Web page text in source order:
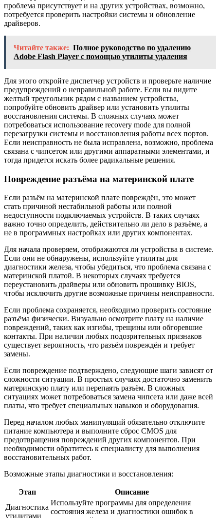
проблема присутствует и на других устройствах, возможно,
потребуется проверить настройки системы и обновление
драйверов.
Читайте также: Полное руководство по удалению
Adobe Flash Player с помощью утилиты удаления
Для этого откройте диспетчер устройств и проверьте наличие
предупреждений о неправильной работе. Если вы видите
желтый треугольник рядом с названием устройства,
попробуйте обновить драйвер или установить утилиты
восстановления системы. В сложных случаях может
потребоваться использование recovery mode для полной
перезагрузки системы и восстановления работы всех портов.
Если неисправность не была исправлена, возможно, проблема
связана с чипсетом или другими аппаратными элементами, и
тогда придется искать более радикальные решения.
Повреждение разъёма на материнской плате
Если разъём на материнской плате повреждён, это может
стать причиной нестабильной работы или полной
недоступности подключаемых устройств. В таких случаях
важно точно определить, действительно ли дело в разъёме, а
не в программных настройках или других компонентах.
Для начала проверяем, отображаются ли устройства в системе.
Если они не обнаружены, используйте утилиты для
диагностики железа, чтобы убедиться, что проблема связана с
материнской платой. В некоторых случаях требуется
переустановить драйверы или обновить прошивку BIOS,
чтобы исключить другие возможные причины неисправности.
Если проблема сохраняется, необходимо проверить состояние
разъёма физически. Визуально осмотрите плату на наличие
повреждений, таких как изгибы, трещины или обгоревшие
контакты. При наличии любых подозрительных признаков
существует вероятность, что разъём повреждён и требует
замены.
Если повреждение подтверждено, следующие шаги зависят от
сложности ситуации. В простых случаях достаточно заменить
материнскую плату или перепаять разъём. В сложных
ситуациях может потребоваться замена чипсета или даже всей
платы, что требует специальных навыков и оборудования.
Перед началом любых манипуляций обязательно отключите
питание компьютера и выполните сброс CMOS для
предотвращения повреждений других компонентов. При
необходимости обратитесь к специалисту для выполнения
восстановительных работ.
Возможные этапы диагностики и восстановления:
Этап
Описание
Диагностика
утилитами
Используйте программы для определения
состояния железа и диагностики ошибок в